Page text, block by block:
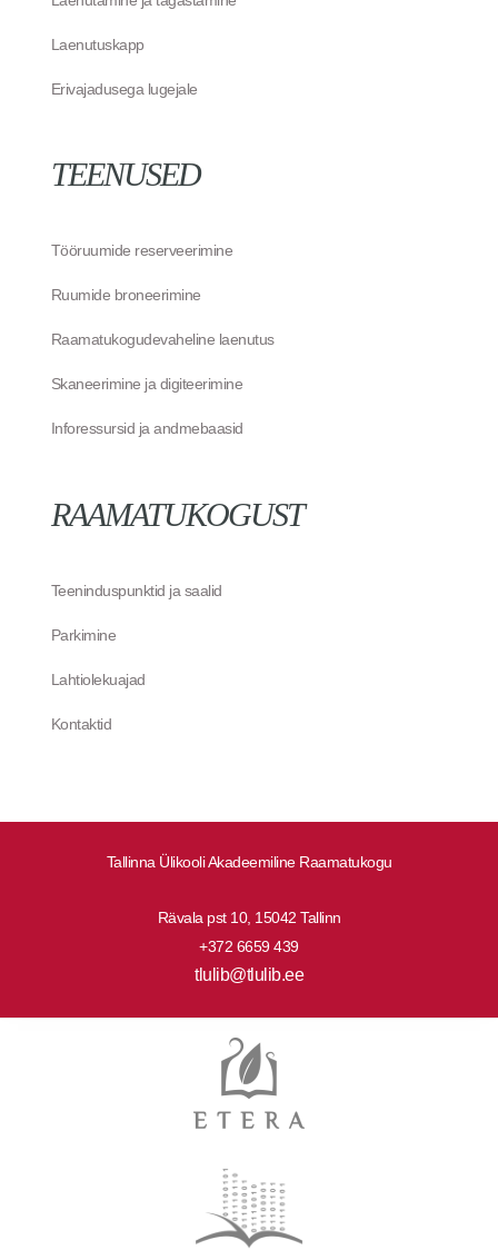
Tallinna Ülikooli Akadeemiline Raamatukogu
Rävala pst 10, 15042 Tallinn
+372 6659 439
tlulib@tlulib.ee
Laenutuskapp
Erivajadusega lugejale
TEENUSED
Tööruumide reserveerimine
Ruumide broneerimine
Raamatukogudevaheline laenutus
Skaneerimine ja digiteerimine
Inforessursid ja andmebaasid
RAAMATUKOGUST
Teeninduspunktid ja saalid
Parkimine
Lahtiolekuajad
Kontaktid